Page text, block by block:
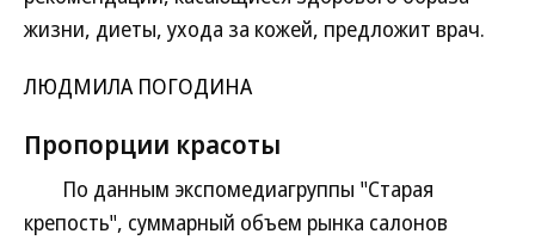
жизни, диеты, ухода за кожей, предложит врач.
ЛЮДМИЛА ПОГОДИНА
Пропорции красоты
По данным экспомедиагруппы "Старая
крепость", суммарный объем рынка салонов